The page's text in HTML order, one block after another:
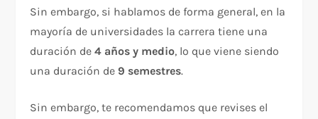
Sin embargo, si hablamos de forma general, en la
mayoría de universidades la carrera tiene una
duración de4 años y medio, lo que viene siendo
una duración de 9 semestres.
Sin embargo, te recomendamos que revises el